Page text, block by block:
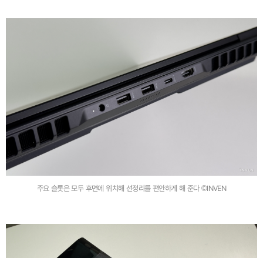
주요 슬롯은 모두 후면에 위치해 선정리를 편안하게 해 준다 ©INVEN